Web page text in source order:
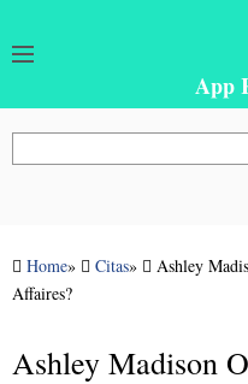
App
Home» Citas»
Ashley
Affaires?
Ashley Madison